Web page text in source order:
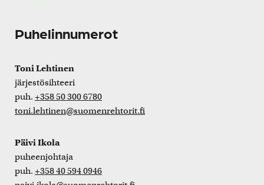
Puhelinnumerot
Toni Lehtinen
järjestösihteeri
puh. +358 50 300 6780
toni.lehtinen@suomenrehtorit.fi
Päivi Ikola
puheenjohtaja
puh. +358 40 594 0946